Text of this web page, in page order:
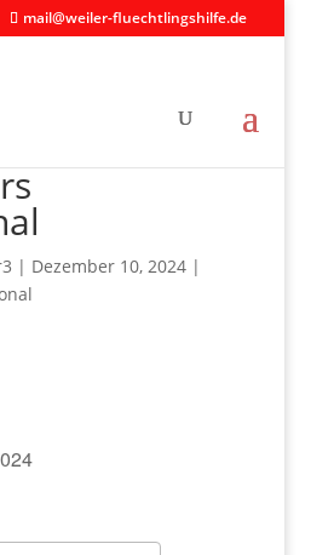
mail@weiler-fluechtlingshilfe.de
| Dezember 10, 2024|